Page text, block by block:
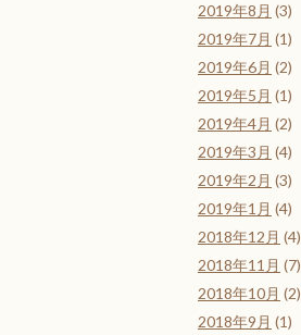
2019年8月 (3)
2019年7月 (1)
2019年6月 (2)
2019年5月 (1)
2019年4月 (2)
2019年3月 (4)
2019年2月 (3)
2019年1月 (4)
2018年12月 (4)
2018年11月 (7)
2018年10月 (2)
2018年9月 (1)